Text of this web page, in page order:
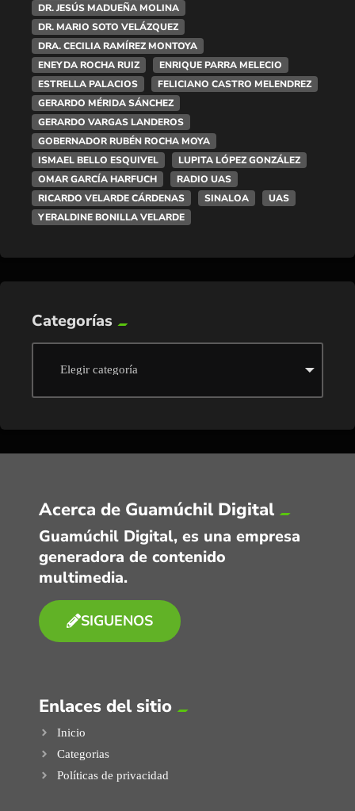
DR. JESÚS MADUEÑA MOLINA
DR. MARIO SOTO VELÁZQUEZ
DRA. CECILIA RAMÍREZ MONTOYA
ENEYDA ROCHA RUIZ
ENRIQUE PARRA MELECIO
ESTRELLA PALACIOS
FELICIANO CASTRO MELENDREZ
GERARDO MÉRIDA SÁNCHEZ
GERARDO VARGAS LANDEROS
GOBERNADOR RUBÉN ROCHA MOYA
ISMAEL BELLO ESQUIVEL
LUPITA LÓPEZ GONZÁLEZ
OMAR GARCÍA HARFUCH
RADIO UAS
RICARDO VELARDE CÁRDENAS
SINALOA
UAS
YERALDINE BONILLA VELARDE
Categorías
Acerca de Guamúchil Digital
Guamúchil Digital, es una empresa
generadora de contenido
multimedia.
SIGUENOS
Enlaces del sitio
Inicio
Categorias
Políticas de privacidad